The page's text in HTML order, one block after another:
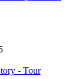
- Tour